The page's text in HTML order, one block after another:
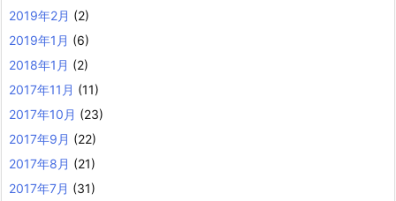
2019年2月 (2)
2019年1月 (6)
2018年1月 (2)
2017年11月 (11)
2017年10月 (23)
2017年9月 (22)
2017年8月 (21)
2017年7月 (31)